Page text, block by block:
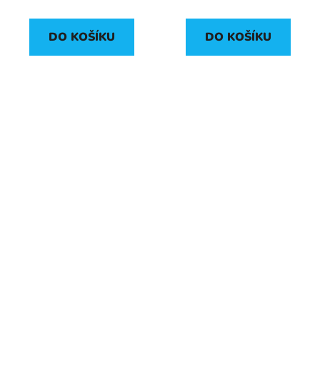
DO KOŠÍKU DO KOŠÍKU